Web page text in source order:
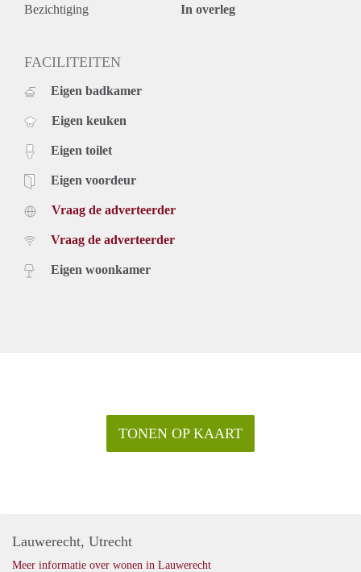
- Huurperiode bepaalde tijd van maximaal 24 maanden
- Per direct
€ 1.950,- exclusief g/w/e, kabel tv, internet, en belastingen.
parkeerplaats.
Bezichtiging In overleg
FACILITEITEN
Eigen badkamer
Eigen keuken
Eigen toilet
Eigen voordeur
Vraag de adverteerder
Vraag de adverteerder
Eigen woonkamer
TONEN OP KAART
Lauwerecht, Utrecht
Meer informatie over wonen in Lauwerecht